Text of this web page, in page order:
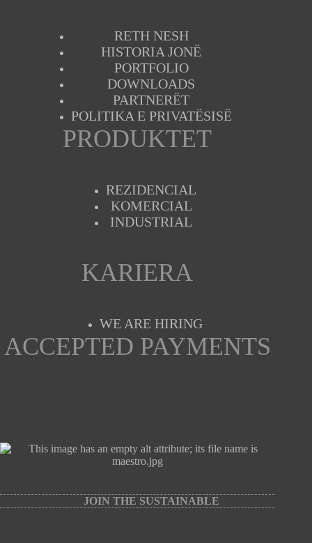
RETH NESH
HISTORIA JONË
PORTFOLIO
DOWNLOADS
PARTNERËT
POLITIKA E PRIVATËSISË
PRODUKTET
REZIDENCIAL
KOMERCIAL
INDUSTRIAL
KARIERA
WE ARE HIRING
ACCEPTED PAYMENTS
JOIN THE SUSTAINABLE